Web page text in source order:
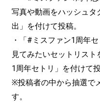
写真や動画をハッシュ
出」を付けて投稿。
・「#ミスファン1周年
見てみたいセットリス
1周年セトリ」を付けて投
※投稿者の中から抽選で
す。